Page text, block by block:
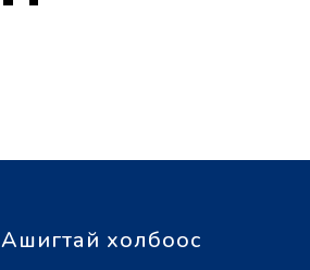
Ашигтай холбоос